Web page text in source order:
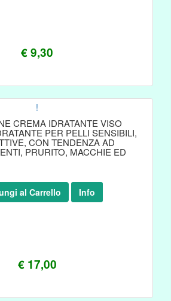
€ 9,30
!
CREMA IDRATANTE VISO
PER PELLI SENSIBILI,
CON TENDENZA AD
PRURITO, MACCHIE ED
€ 17,00
al Carrello Info